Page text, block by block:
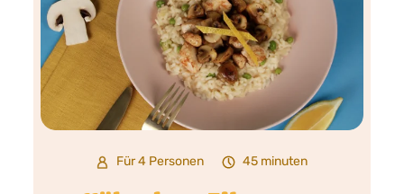
Für 4 Personen 45 minuten